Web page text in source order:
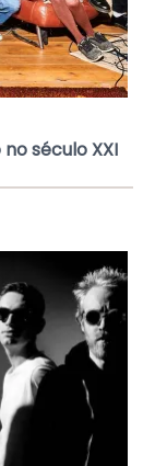
século XXI